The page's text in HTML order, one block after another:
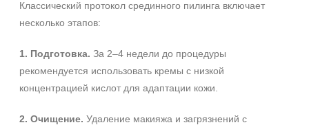
Классический протокол срединного пилинга включает
несколько этапов:
1. Подготовка. За 2–4 недели до процедуры
рекомендуется использовать кремы с низкой
концентрацией кислот для адаптации кожи.
2. Очищение. Удаление макияжа и загрязнений с